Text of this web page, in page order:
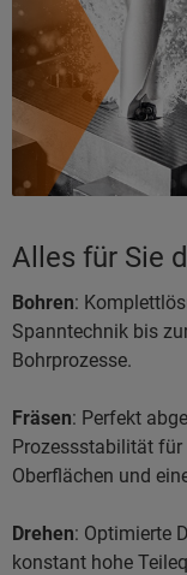
Alles für Sie
Bohren:
Spanntechnik bis
Bohrprozesse.
Fräsen: Perfekt
Prozessstabilität für
Oberflächen und
Drehen: Optimierte
konstant hohe